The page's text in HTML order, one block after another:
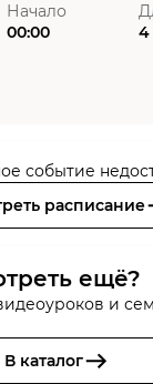
Начало
00:00
4
событие
расписание
ещё?
и
В каталог